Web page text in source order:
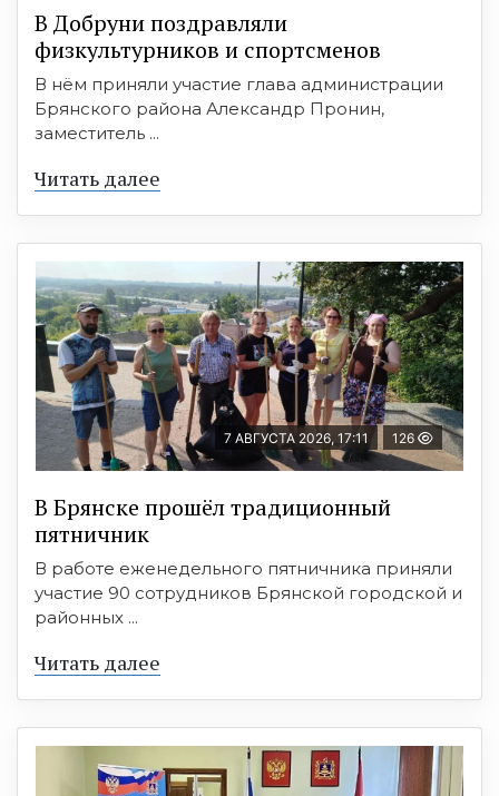
В Добруни поздравляли
физкультурников и спортсменов
В нём приняли участие глава администрации
Брянского района Александр Пронин,
заместитель ...
Читать далее
7 АВГУСТА 2026, 17:11 126
В Брянске прошёл традиционный
пятничник
В работе еженедельного пятничника приняли
участие 90 сотрудников Брянской городской и
районных ...
Читать далее